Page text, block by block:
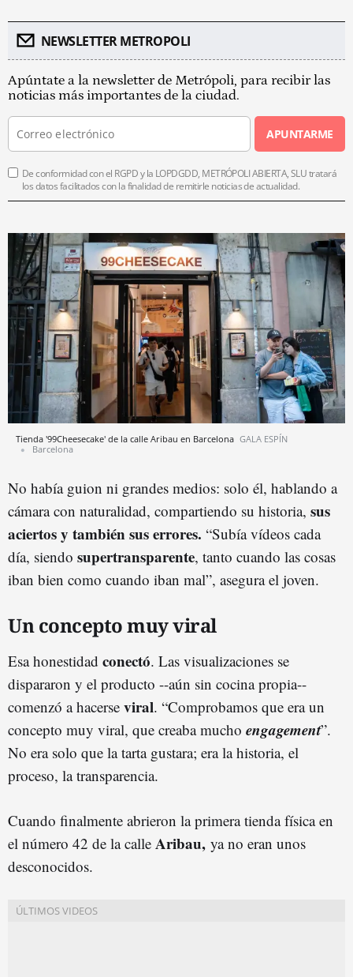
NEWSLETTER METROPOLI
Apúntate a la newsletter de Metrópoli, para recibir las
noticias más importantes de la ciudad.
APUNTARME
De conformidad con el RGPD y la LOPDGDD, METRÓPOLI ABIERTA, SLU tratará
los datos facilitados con la finalidad de remitirle noticias de actualidad.
Tienda '99Cheesecake' de la calle Aribau en Barcelona GALA ESPÍN
Barcelona
No había guion ni grandes medios: solo él, hablando a
cámara con naturalidad, compartiendo su historia, sus
aciertos y también sus errores. “Subía vídeos cada
día, siendo supertransparente, tanto cuando las cosas
iban bien como cuando iban mal”, asegura el joven.
Un concepto muy viral
Esa honestidad conectó. Las visualizaciones se
dispararon y el producto --aún sin cocina propia--
comenzó a hacerse viral. “Comprobamos que era un
concepto muy viral, que creaba mucho engagement”.
No era solo que la tarta gustara; era la historia, el
proceso, la transparencia.
Cuando finalmente abrieron la primera tienda física en
el número 42 de la calle Aribau, ya no eran unos
desconocidos.